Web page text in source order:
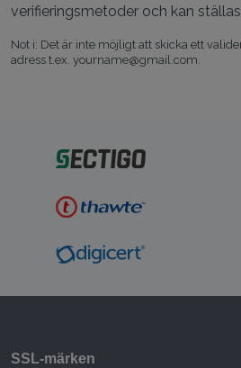
verifieringsmetoder och kan
Not i: Det är inte möjligt att skicka ett
adress t.ex. yourname@gmail.com.
SSL‑märken